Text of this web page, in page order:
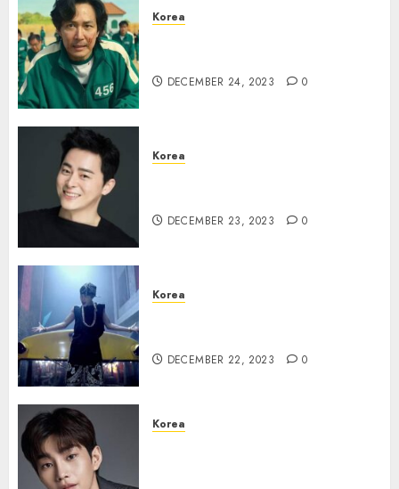
Korea
DECEMBER 24, 2023 0
Korea
DECEMBER 23, 2023 0
Korea
DECEMBER 22, 2023 0
Korea